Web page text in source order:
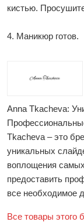
кистью.
4. Маникюр готов.
Anna Tkacheva:
Tkacheva – это
уникальных
воплощения
предоставить
все необходимое
Все товары этого